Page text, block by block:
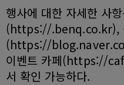
행사에 대한 자세한 사
(https://.benq.co.kr),
(https://
이벤트 카페(https://
서 확인 가능하다.